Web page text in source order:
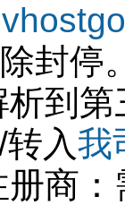
封停
到
入我
商